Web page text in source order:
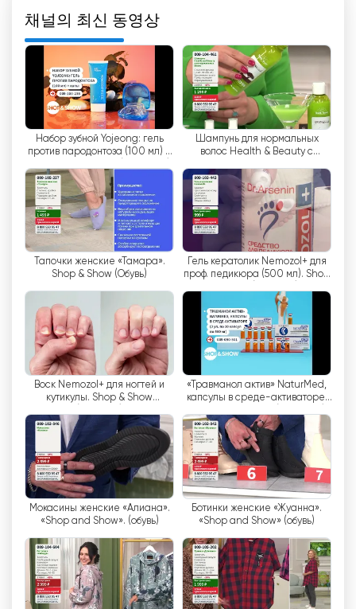
Shop & Show의 주요 장점 중 하나는 엄청난 시청자
층입니다. 러시아의 1,100 만 가구 이상이이 TV 채널
의 참신함과 제안을 따릅니다. 상품의 품질에 관해서
는 모두 잘 알려진 세계적 수준의 회사에서 생산합니
다. 따라서 Shop & Show 시청자는 고품질의 상품을
구매하고 있음을 확신 할 수 있습니다.
샵앤쇼의 기능 중 하나는 라이브 방송입니다. 즉, 시
청자는 실시간으로 상품 시연을 볼 수 있습니다. 시
청자는 제품의 생김새, 작동 방식, 기능 등을 확인할
수 있습니다. 이를 통해 시청자는 정보에 입각한 선
택을 하고 구매에 대한 확신을 가질 수 있습니다.
또한 Shop & Show는 온라인으로 TV를 시청할 수
있는 기능을 제공합니다. 즉, 시청자는 편리한 시간
는 제공된 전화번호로 전화하기만 하면 제품을 주문
할 수 있습니다. 시청자가 집에서 편안하게 구매할
수 있으므로 편리하고 시간을 절약할 수 있습니다.
샵앤쇼는 새롭고 편리한 쇼핑 방식을 제공하는 TV
채널입니다. 텔레쇼핑과 라이브 방송의 장점을 결합
하여 시장에서 독보적인 위치를 차지하고 있습니다.
다양한 제품, 고품질, 라이브 스트리밍, 온라인으로
TV를 시청할 수 있는 기능으로 많은 시청자에게
Shop & Show는 매력적인 채널입니다.
Shop&Show 실시간 무료보기
채널의 최신 동영상
Набор зубной Yojeong: гель
против пародонтоза (100 мл) +
Шампунь для нормальных
волос Health & Beauty с
(Красота)
Тапочки женские «Тамара».
Shop & Show (Обувь)
Гель кератолик Nemozol+ для
проф. педикюра (500 мл). Shop
Воск Nemozol+ для ногтей и
кутикулы. Shop & Show
«Травманол актив» NaturMed,
капсулы в среде-активаторе.
Мокасины женские «Алиана».
«Shop and Show». (обувь)
Ботинки женские «Жуанна».
«Shop and Show» (обувь)